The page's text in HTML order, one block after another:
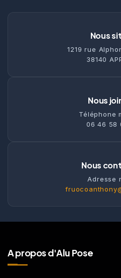
Nous
1219 rue
38140
Nous
Téléphone
06 46 58
Nous
Adresse
A propos d'Alu Pose